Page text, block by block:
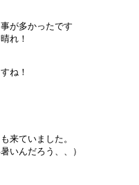
が多かったです
れ！
ね！
来ていました。
いんだろう、、）